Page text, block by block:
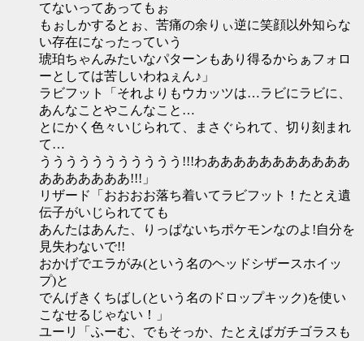
てないってあってもぉ
もぉしかするとぉ、苦痛の余りぃ逆に笑顔以外知らな
い存在になったっていう
琥珀ちゃんみたいなパターンもあり得るからぁフォロ
ーとしては苦しいわねぇん♪」
ラビフット「それよりもウカッツは…ラビにラビに、
あんなことやこんなこと…
とにかく色々いじられて、まさぐられて、切り刻まれ
て…
ううううううううううう!!!わあああああああああああ
あああああああ!!!」
リザード「おおおお落ち着いてラビフット！たとえ遺
伝子がいじられてても
あんたはあんた、りっぱないちポケモンなのよ!自分を
見失わないで!!
おかげでエラがみ(という名のヘッドシザースホイッ
プ)と
でんげきくちばし(という名のドロップキック)を使い
こなせるじゃない！」
ユーリ「ふーむ、でもそっか、たとえばガチゴラスも